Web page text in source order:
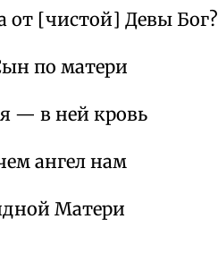
от [чистой] Девы Бог?
по матери
— в ней кровь
ангел нам
Матери